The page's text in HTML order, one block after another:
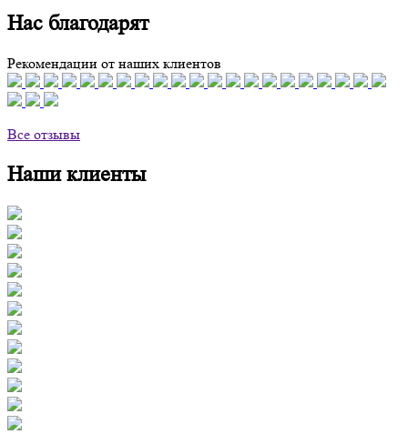
Нас благодарят
Рекомендации от наших клиентов
Все отзывы
Наши клиенты